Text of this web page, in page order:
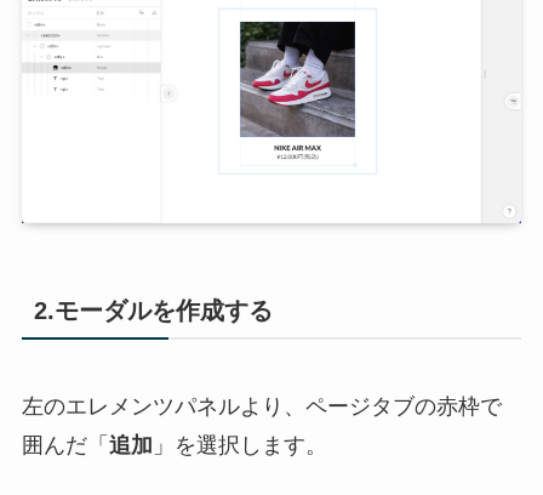
2.モーダルを作成する
左のエレメンツパネルより、ページタブの赤枠で
囲んだ「 追加 」を選択します。